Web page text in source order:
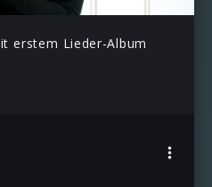
erstem Lieder-Album